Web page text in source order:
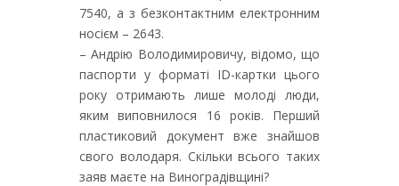
7540, а з безконтактним електронним
носієм – 2643.
– Андрію Володимировичу, відомо, що
паспорти у форматі ID-картки цього
року отримають лише молоді люди,
яким виповнилося 16 років. Перший
пластиковий документ вже знайшов
свого володаря. Скільки всього таких
заяв маєте на Виноградівщині?